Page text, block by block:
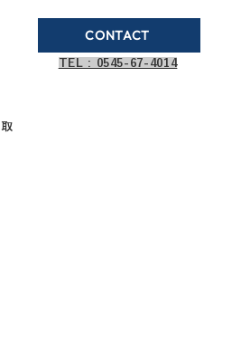
CONTACT
TEL : 0545-67-4014